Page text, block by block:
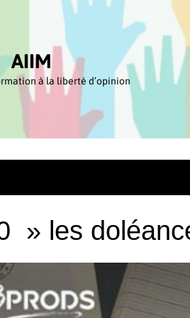
AIIM
à la liberté d’opinion
» les